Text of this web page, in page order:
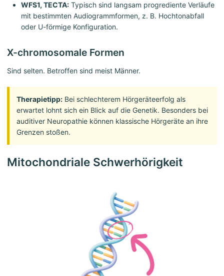
WFS1, TECTA: Typisch sind langsam progrediente Verläufe
mit bestimmten Audiogrammformen, z. B. Hochtonabfall
oder U-förmige Konfiguration.
X-chromosomale Formen
Sind selten. Betroffen sind meist Männer.
Therapietipp: Bei schlechterem Hörgeräteerfolg als
erwartet lohnt sich ein Blick auf die Genetik. Besonders bei
auditiver Neuropathie können klassische Hörgeräte an ihre
Grenzen stoßen.
Mitochondriale Schwerhörigkeit